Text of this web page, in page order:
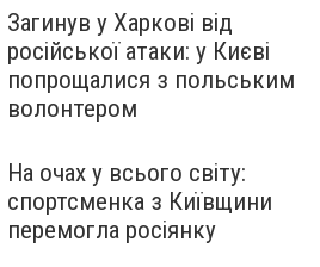
Загинув у Харкові від
російської атаки: у Києві
попрощалися з польським
волонтером
На очах у всього світу:
спортсменка з Київщини
перемогла росіянку